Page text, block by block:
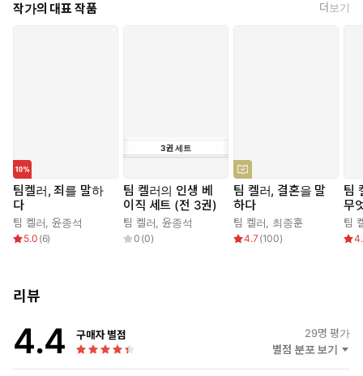
작가의 대표 작품 더보기
팀켈러, 죄를 말하
다
팀 켈러 ,윤종석
5.0 (6)
3권 세트
팀 켈러의 인생 베
이직 세트 (전 3권)
팀 켈러 ,윤종석
0 (0)
팀 켈러, 결혼을 말
하다
팀 켈러 최종훈
4.7 (100)
팀
무
팀
리뷰
4.4 구매자 별점 29명 평가
별점 분포 보기